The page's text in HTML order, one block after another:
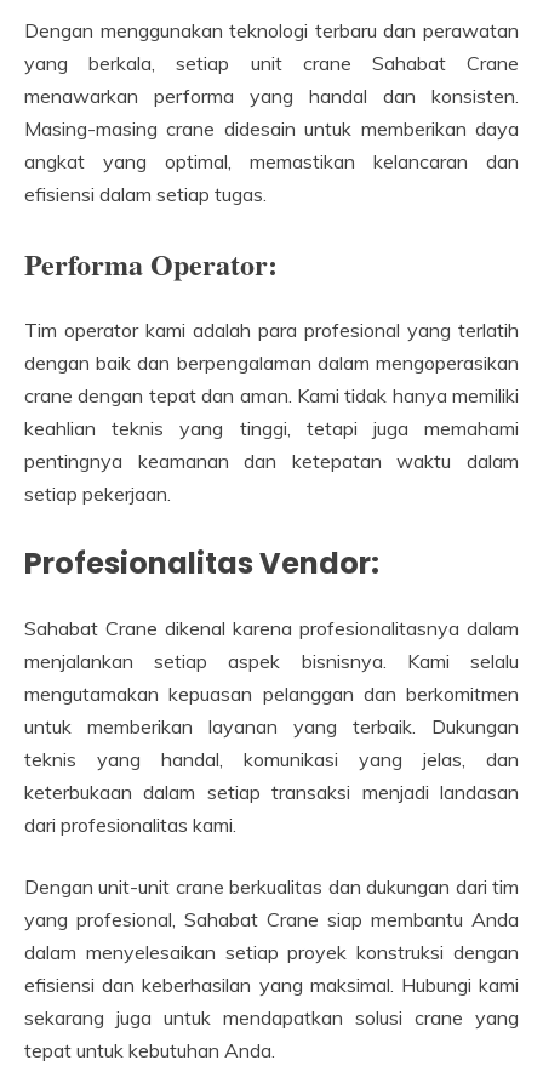
Dengan menggunakan teknologi terbaru dan perawatan
yang berkala, setiap unit crane Sahabat Crane
menawarkan performa yang handal dan konsisten.
Masing-masing crane didesain untuk memberikan daya
angkat yang optimal, memastikan kelancaran dan
efisiensi dalam setiap tugas.
Performa Operator:
Tim operator kami adalah para profesional yang terlatih
dengan baik dan berpengalaman dalam mengoperasikan
crane dengan tepat dan aman. Kami tidak hanya memiliki
keahlian teknis yang tinggi, tetapi juga memahami
pentingnya keamanan dan ketepatan waktu dalam
setiap pekerjaan.
Profesionalitas Vendor:
Sahabat Crane dikenal karena profesionalitasnya dalam
menjalankan setiap aspek bisnisnya. Kami selalu
mengutamakan kepuasan pelanggan dan berkomitmen
untuk memberikan layanan yang terbaik. Dukungan
teknis yang handal, komunikasi yang jelas, dan
keterbukaan dalam setiap transaksi menjadi landasan
dari profesionalitas kami.
Dengan unit-unit crane berkualitas dan dukungan dari tim
yang profesional, Sahabat Crane siap membantu Anda
dalam menyelesaikan setiap proyek konstruksi dengan
efisiensi dan keberhasilan yang maksimal. Hubungi kami
sekarang juga untuk mendapatkan solusi crane yang
tepat untuk kebutuhan Anda.